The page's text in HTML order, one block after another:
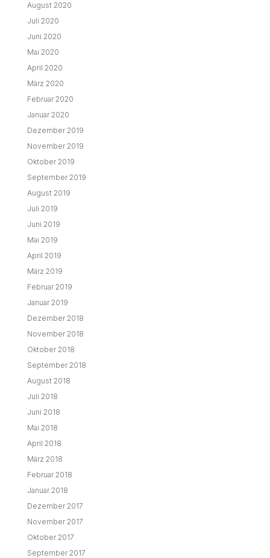
August 2020
Juli 2020
Juni 2020
Mai 2020
April 2020
März 2020
Februar 2020
Januar 2020
Dezember 2019
November 2019
Oktober 2019
September 2019
August 2019
Juli 2019
Juni 2019
Mai 2019
April 2019
März 2019
Februar 2019
Januar 2019
Dezember 2018
November 2018
Oktober 2018
September 2018
August 2018
Juli 2018
Juni 2018
Mai 2018
April 2018
März 2018
Februar 2018
Januar 2018
Dezember 2017
November 2017
Oktober 2017
September 2017